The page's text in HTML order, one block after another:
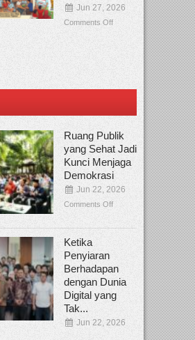
Jun 27, 2026
Comments Off
Ruang Publik
yang Sehat Jadi
Kunci Menjaga
Demokrasi
Jun 22, 2026
Comments Off
Ketika
Penyiaran
Berhadapan
dengan Dunia
Digital yang
Tak...
Jun 22, 2026